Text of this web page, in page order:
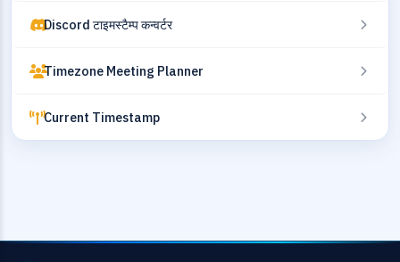
Discord टाइमस्टैम्प कन्वर्टर
Timezone Meeting Planner
Current Timestamp